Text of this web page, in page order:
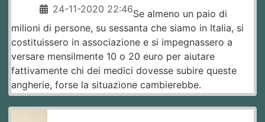
24-11-2020 22:46Se almeno un paio di
milioni di persone, su sessanta che siamo in Italia, si
costituissero in associazione e si impegnassero a
versare mensilmente 10 o 20 euro per aiutare
fattivamente chi dei medici dovesse subire queste
angherie, forse la situazione cambierebbe.